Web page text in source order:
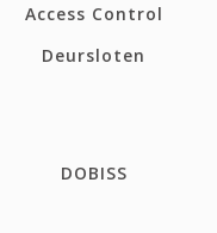
Access Control
Deursloten
DOBISS